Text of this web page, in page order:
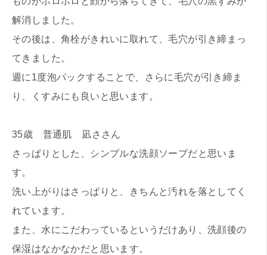
解消しました。
その後は、角栓がきれいに取れて、毛穴が引き締まっ
てきました。
週に1度泡パックすることで、さらに毛穴が引き締ま
り、くすみにも良いと思います。
35歳 普通肌 凪ささん
さっぱりとした、シンプルな洗顔ソープだと思いま
す。
洗い上がりはさっぱりと、きちんと汚れを落としてく
れています。
また、水にこだわっているというだけあり、洗顔後の
保湿はなかなかだと思います。